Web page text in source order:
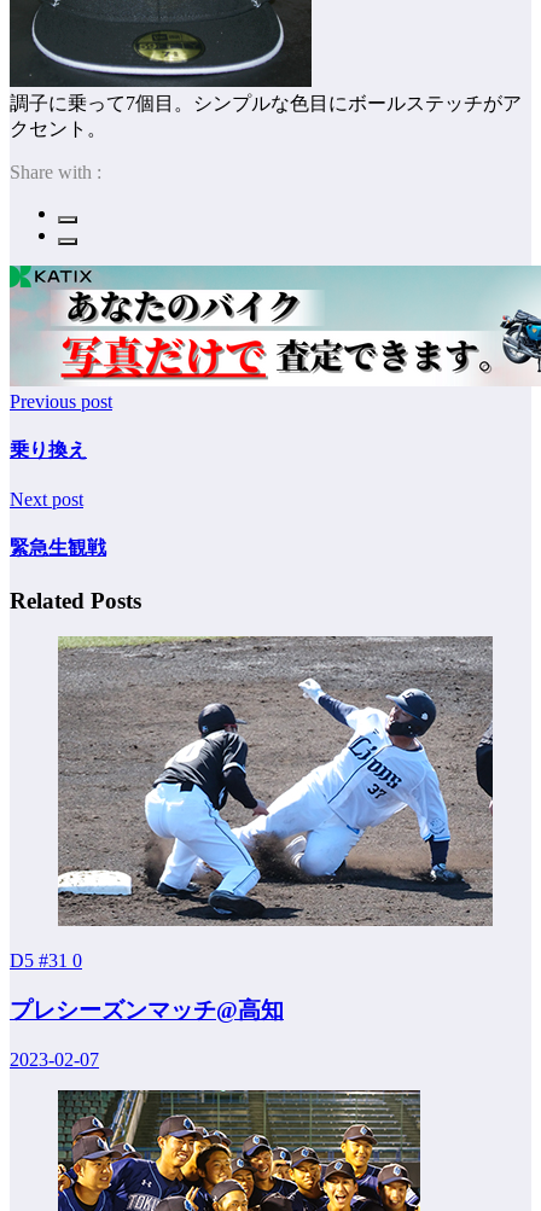
調子に乗って7個目。シンプルな色目にボールステッチがア
クセント。
Share with :
Previous post
乗り換え
Next post
緊急生観戦
Related Posts
D5 #31 0
プレシーズンマッチ@高知
2023-02-07